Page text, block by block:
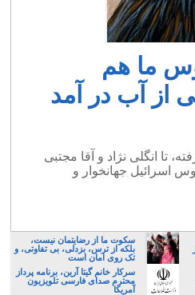
ما هم
از آب در آمد
تا انگلی نژاد و آقا مجتبی
اسرائیل جهانخوار و
سکوت ما از رضایتمان نیست،
بلکه از ترس، بزدلی، بی تفاوتی، و
تک روی امان است
سرکار خانم گیتا آرین، برنامه پرداز
محترم صدای فارسی تلویزیون
آمریکا